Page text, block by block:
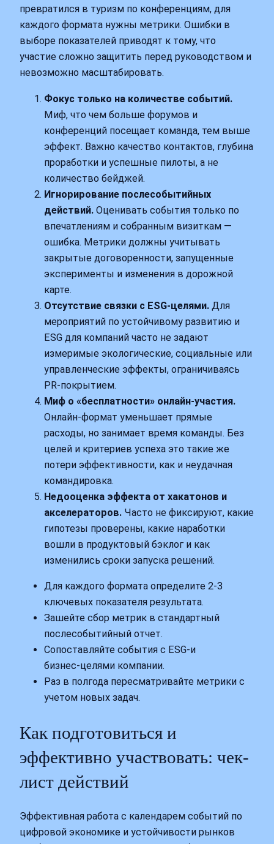
превратился в туризм по конференциям, для
каждого формата нужны метрики. Ошибки в
выборе показателей приводят к тому, что
участие сложно защитить перед руководством и
невозможно масштабировать.
Фокус только на количестве событий.
Миф, что чем больше форумов и
конференций посещает команда, тем выше
эффект. Важно качество контактов, глубина
проработки и успешные пилоты, а не
количество бейджей.
Игнорирование послесобытийных
действий. Оценивать события только по
впечатлениям и собранным визиткам —
ошибка. Метрики должны учитывать
закрытые договоренности, запущенные
эксперименты и изменения в дорожной
карте.
Отсутствие связки с ESG‑целями. Для
мероприятий по устойчивому развитию и
ESG для компаний часто не задают
измеримые экологические, социальные или
управленческие эффекты, ограничиваясь
PR‑покрытием.
Миф о «бесплатности» онлайн‑участия.
Онлайн‑формат уменьшает прямые
расходы, но занимает время команды. Без
целей и критериев успеха это такие же
потери эффективности, как и неудачная
командировка.
Недооценка эффекта от хакатонов и
акселераторов. Часто не фиксируют, какие
гипотезы проверены, какие наработки
вошли в продуктовый бэклог и как
изменились сроки запуска решений.
Для каждого формата определите 2-3
ключевых показателя результата.
Зашейте сбор метрик в стандартный
послесобытийный отчет.
Сопоставляйте события с ESG‑и
бизнес‑целями компании.
Раз в полгода пересматривайте метрики с
учетом новых задач.
Как подготовиться и
эффективно участвовать: чек-
лист действий
Эффективная работа с календарем событий по
цифровой экономике и устойчивости рынков